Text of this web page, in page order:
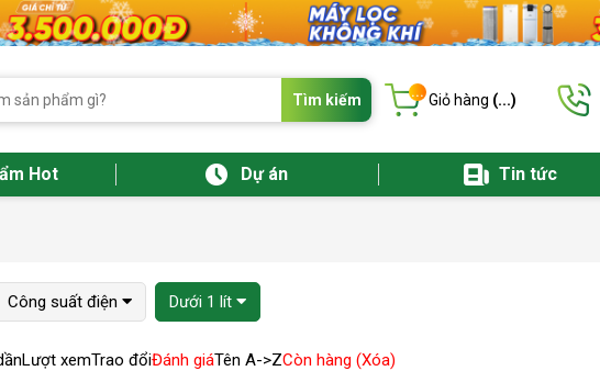
Tìm kiếm ... Giỏ hàng (...)
Hot Dự án Tin tức
Công suất điện Dưới 1 lít
Lượt xemTrao đổiĐánh giáTên A->ZCòn hàng (Xóa)